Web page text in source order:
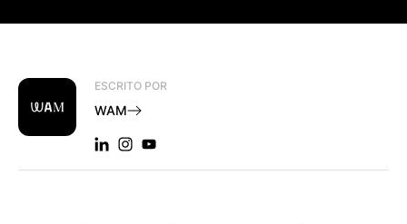
ESCRITO POR
WAM
LINKEDIN: WAM
INSTAGRAM: WAM
YOUTUBE: WAM